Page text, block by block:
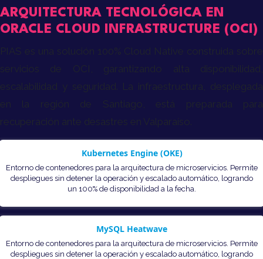
ARQUITECTURA TECNOLÓGICA EN
ORACLE CLOUD INFRASTRUCTURE (OCI)
Kubernetes Engine (OKE)
Entorno de contenedores para la arquitectura de microservicios. Permite
despliegues sin detener la operación y escalado automático, logrando
un 100% de disponibilidad a la fecha.
MySQL Heatwave
Entorno de contenedores para la arquitectura de microservicios. Permite
despliegues sin detener la operación y escalado automático, logrando